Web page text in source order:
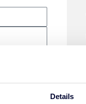
Details